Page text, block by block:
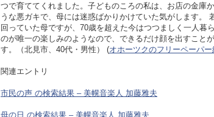
つで育ててくれました。子どものころの私は、お店の金庫
うな悪ガキで、母には迷惑ばかりかけていた気がします。
回っていた母ですが、70歳を超えた今はつつましく一人暮
のが唯一の楽しみのようなので、できるだけ顔を出すこと
す。（北見市、40代・男性） (オホーツクのフリーペーパ
関連エントリ
市民の声 の検索結果 – 美幌音楽人 加藤雅夫
母の日 の検索結果 – 美幌音楽人 加藤雅夫